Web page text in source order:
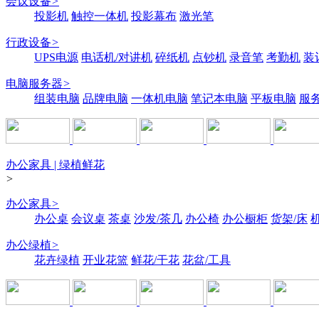
投影机 触控一体机 投影幕布 激光笔
行政设备>
UPS电源 电话机/对讲机 碎纸机 点钞机 录音笔 考勤机 装
电脑服务器>
组装电脑 品牌电脑 一体机电脑 笔记本电脑 平板电脑 服
办公家具 | 绿植鲜花
>
办公家具>
办公桌 会议桌 茶桌 沙发/茶几 办公椅 办公橱柜 货架/床
办公绿植>
花卉绿植 开业花篮 鲜花/干花 花盆/工具